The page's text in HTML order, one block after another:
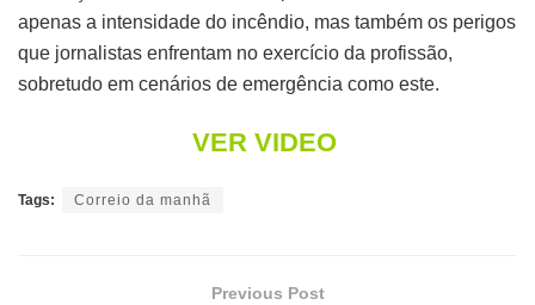
apenas a intensidade do incêndio, mas também os perigos
que jornalistas enfrentam no exercício da profissão,
sobretudo em cenários de emergência como este.
VER VIDEO
Tags: Correio da manhã
Previous Post